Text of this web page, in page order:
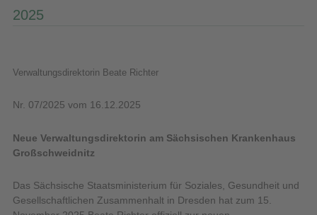
2025
Verwaltungsdirektorin Beate Richter
Nr. 07/2025 vom 16.12.2025
Neue Verwaltungsdirektorin am Sächsischen Krankenhaus
Großschweidnitz
Das Sächsische Staatsministerium für Soziales, Gesundheit und
Gesellschaftlichen Zusammenhalt in Dresden hat zum 15.